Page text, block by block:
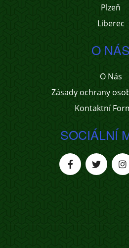
Plzeň
Liberec
O NÁS
O Nás
Zásady ochrany
Kontaktní
SOCIÁLNÍ